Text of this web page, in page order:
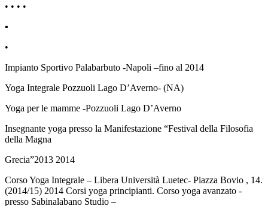
• • • •
▪
•
Impianto Sportivo Palabarbuto -Napoli –fino al 2014
Yoga Integrale Pozzuoli Lago D’Averno- (NA)
Yoga per le mamme -Pozzuoli Lago D’Averno
Insegnante yoga presso la Manifestazione “Festival della Filosofia
della Magna
Grecia”2013 2014
Corso Yoga Integrale – Libera Università Luetec- Piazza Bovio , 14.
(2014/15) 2014 Corsi yoga principianti. Corso yoga avanzato -
presso Sabinalabano Studio –